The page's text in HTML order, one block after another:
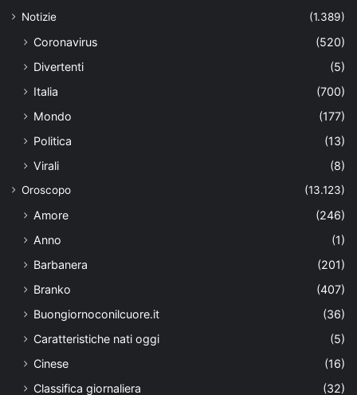
Notizie
(1.389)
Coronavirus
(520)
Divertenti
(5)
Italia
(700)
Mondo
(177)
Politica
(13)
Virali
(8)
Oroscopo (13.123)
Amore
(246)
Anno
(1)
Barbanera
(201)
Branko
(407)
Buongiornoconilcuore.it
(36)
Caratteristiche nati oggi
(5)
Cinese
(16)
Classifica giornaliera
(32)